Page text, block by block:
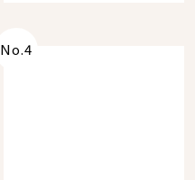
No.4